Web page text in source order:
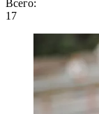
Всего:
17